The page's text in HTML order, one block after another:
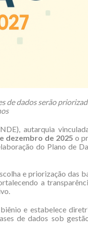
de dados serão
autarquia
dezembro de 2025 o
do Plano de
e priorização das
a
e estabelece
de dados sob